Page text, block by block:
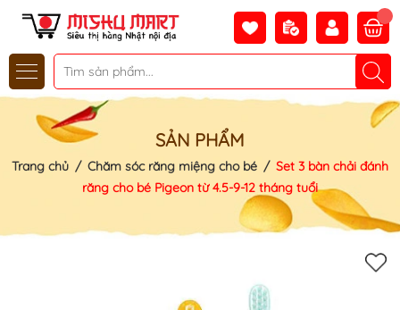
SẢN PHẨM
Trang chủ / Chăm sóc răng miệng cho bé / Set 3 bàn chải đánh
răng cho bé Pigeon từ 4.5-9-12 tháng tuổi